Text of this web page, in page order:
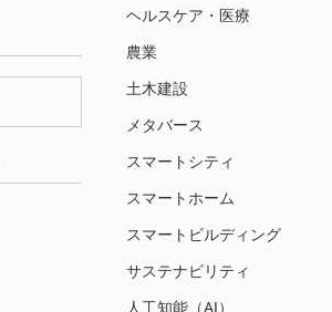
ヘルスケア・医療
農業
土木建設
メタバース
スマートシティ
スマートホーム
スマートビルディング
サステナビリティ
人工知能（AI）